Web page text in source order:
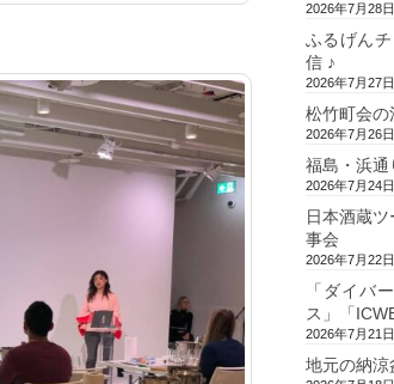
2026年7月28日
ふるげん
信 ♪
2026年7月27日
松竹町会の
2026年7月26日
福島・浜通
2026年7月24日
日本酒蔵
事会
2026年7月22日
「ダイバ
ス」「
2026年7月21日
地元の納涼